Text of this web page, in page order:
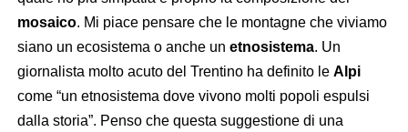
mosaico. Mi piace pensare che le montagne che viviamo
siano un ecosistema o anche un etnosistema. Un
giornalista molto acuto del Trentino ha definito le Alpi
come “un etnosistema dove vivono molti popoli espulsi
dalla storia”. Penso che questa suggestione di una